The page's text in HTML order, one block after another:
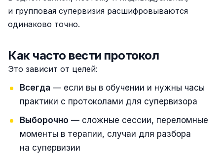
и групповая супервизия расшифровываются
одинаково точно.
Как часто вести протокол
Это зависит от целей:
Всегда — если вы в обучении и нужны часы
практики с протоколами для супервизора
Выборочно — сложные сессии, переломные
моменты в терапии, случаи для разбора
на супервизии